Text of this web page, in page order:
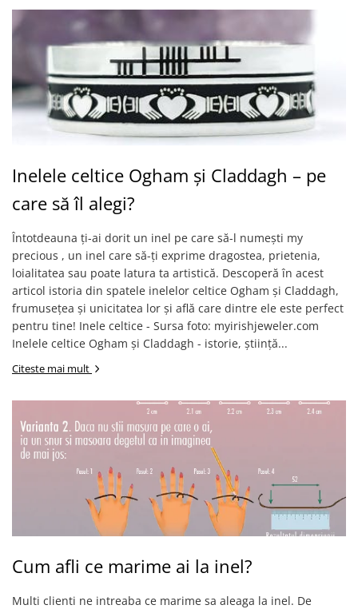
Inelele celtice Ogham și Claddagh – pe
care să îl alegi?
Întotdeauna ți-ai dorit un inel pe care să-l numești my
precious , un inel care să-ți exprime dragostea, prietenia,
loialitatea sau poate latura ta artistică. Descoperă în acest
articol istoria din spatele inelelor celtice Ogham și Claddagh,
frumusețea și unicitatea lor și află care dintre ele este perfect
pentru tine! Inele celtice - Sursa foto: myirishjeweler.com
Inelele celtice Ogham și Claddagh - istorie, știință...
Citeste mai mult
Cum afli ce marime ai la inel?
Multi clienti ne intreaba ce marime sa aleaga la inel. De